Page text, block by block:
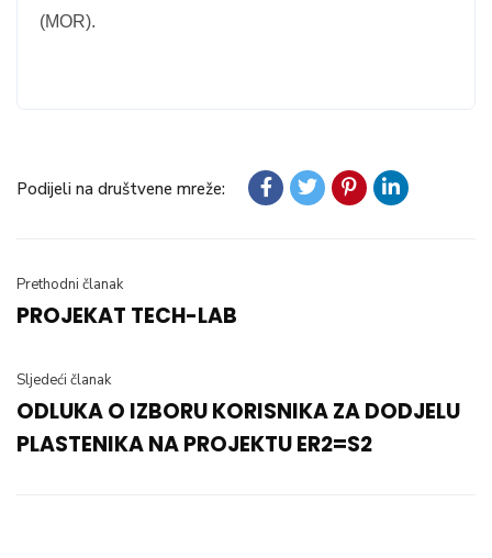
(MOR).
Podijeli na društvene mreže:
Prethodni članak
PROJEKAT TECH-LAB
Sljedeći članak
ODLUKA O IZBORU KORISNIKA ZA DODJELU
PLASTENIKA NA PROJEKTU ER2=S2